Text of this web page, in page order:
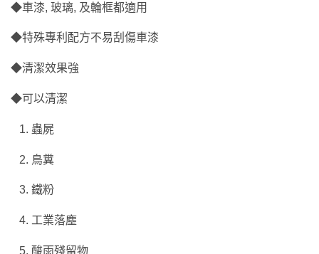
◆車漆, 玻璃, 及輪框都適用
◆特殊專利配方不易刮傷車漆
◆清潔效果強
◆可以清潔
1. 蟲屍
2. 鳥糞
3. 鐵粉
4. 工業落塵
5. 酸雨殘留物